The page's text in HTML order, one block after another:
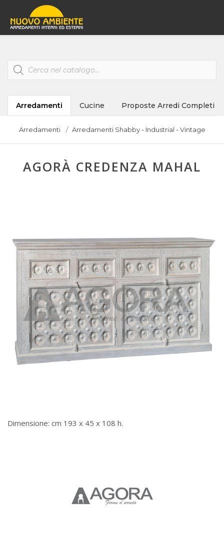
Products
search
Arredamenti Cucine Proposte Arredi Completi
Arredamenti Arredamenti Shabby - Industrial - Vintage
AGORÀ CREDENZA MAHAL
Dimensione: cm 193 x 45 x 108 h.